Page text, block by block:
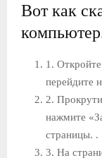
Вот как
1.
перейдите
2.
нажмите
страницы. .
3. На